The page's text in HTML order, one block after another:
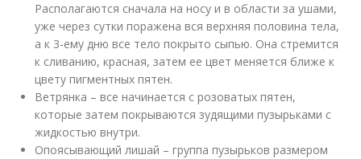
Располагаются сначала на носу и в области за ушами,
уже через сутки поражена вся верхняя половина тела,
а к 3-ему дню все тело покрыто сыпью. Она стремится
к сливанию, красная, затем ее цвет меняется ближе к
цвету пигментных пятен.
Ветрянка – все начинается с розоватых пятен,
которые затем покрываются зудящими пузырьками с
жидкостью внутри.
Опоясывающий лишай – группа пузырьков размером